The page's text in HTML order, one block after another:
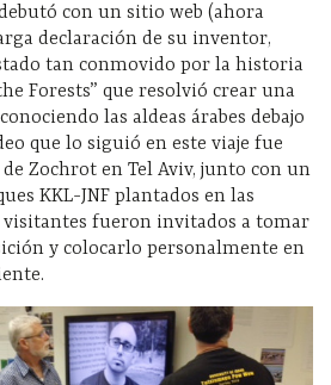
con un sitio web (ahora
declaración de su inventor,
tan conmovido por la historia
Forests” que resolvió crear una
las aldeas árabes debajo
que lo siguió en este viaje fue
Zochrot en Tel Aviv, junto con un
KKL-JNF plantados en las
visitantes fueron invitados a tomar
y colocarlo personalmente en